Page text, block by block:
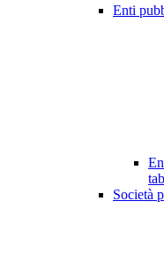
Enti
Società